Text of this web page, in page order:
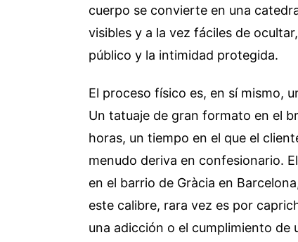
cuerpo se convierte en una
visibles y a la vez fáciles de
público y la intimidad protegida.
El proceso físico es, en sí mismo,
Un tatuaje de gran formato en el
horas, un tiempo en el que el
menudo deriva en confesionario.
en el barrio de Gràcia en
este calibre, rara vez es por
una adicción o el cumplimiento de